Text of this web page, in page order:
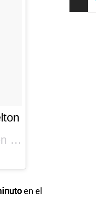
Aug 17, 2018 at 1:28pm PDT
en el